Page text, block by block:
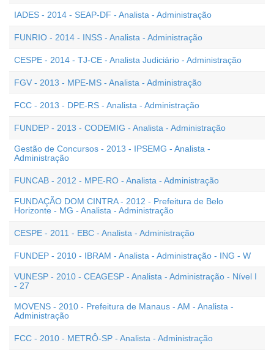
IADES - 2014 - SEAP-DF - Analista - Administração
FUNRIO - 2014 - INSS - Analista - Administração
CESPE - 2014 - TJ-CE - Analista Judiciário - Administração
FGV - 2013 - MPE-MS - Analista - Administração
FCC - 2013 - DPE-RS - Analista - Administração
FUNDEP - 2013 - CODEMIG - Analista - Administração
Gestão de Concursos - 2013 - IPSEMG - Analista -
Administração
FUNCAB - 2012 - MPE-RO - Analista - Administração
FUNDAÇÃO DOM CINTRA - 2012 - Prefeitura de Belo
Horizonte - MG - Analista - Administração
CESPE - 2011 - EBC - Analista - Administração
FUNDEP - 2010 - IBRAM - Analista - Administração - ING - W
VUNESP - 2010 - CEAGESP - Analista - Administração - Nível I
- 27
MOVENS - 2010 - Prefeitura de Manaus - AM - Analista -
Administração
FCC - 2010 - METRÔ-SP - Analista - Administração